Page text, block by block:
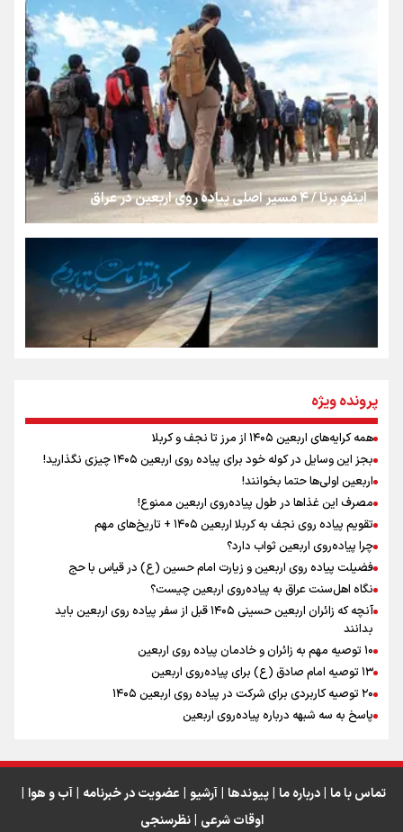
روایت ایران از کنار مردم
از طلوع خیابان‌ها تا غروب اشک
جمله‌ای که بغض چهارماهه را شکست؛ «آهای مردم، آقا از
تهران رفتند»
سه حسرتی که به دلم ماند
مومنِ مقتدرِ مظلوم
رابطه کارگر و کارفرما در اندیشه رهبر شهید: از تضاد به
زوجیت
اقتدار علمی و استقلال ملی؛ میراث رهبر شهید که با خون
ماندگار شد
اینفو برنا / ۴ مسیر اصلی پیاده روی اربعین در عراق
اینفو برنا / توصیه‌هایی طلایی برای پیاده روی اربعین
اینفو برنا / جدول کامل فاصله مرز شلمچه تا شهرهای زیارتی
عراق
پرونده ویژه
همه کرایه‌های اربعین ۱۴۰۵ از مرز تا نجف و کربلا
بجز این وسایل در کوله خود برای پیاده روی اربعین ۱۴۰۵ چیزی نگذارید!
اربعین اولی‌ها حتما بخوانند!
مصرف این غذاها در طول پیاده‌روی اربعین ممنوع!
تقویم پیاده روی نجف به کربلا اربعین ۱۴۰۵ + تاریخ‌های مهم
چرا پیاده‌روی اربعین ثواب دارد؟
فضیلت پیاده روی اربعین و زیارت امام حسین (ع) در قیاس با حج
نگاه اهل‌سنت عراق به پیاده‌روی اربعین چیست؟
آنچه که زائران اربعین حسینی ۱۴۰۵ قبل از سفر پیاده روی اربعین باید
بدانند
۱۰ توصیه مهم به زائران و خادمان پیاده روی اربعین
۱۳ توصیه امام صادق (ع) برای پیاده‌روی اربعین
۲۰ توصیه کاربردی برای شرکت در پیاده روی اربعین ۱۴۰۵
پاسخ به سه‌ شبهه درباره پیاده‌روی اربعین
تماس با ما | درباره ما | پیوندها | آرشیو | عضویت در خبرنامه | آب و هوا |
اوقات شرعی | نظرسنجی